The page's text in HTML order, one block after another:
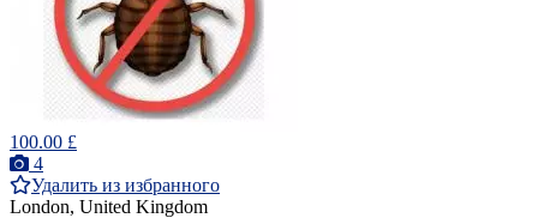
100.00 £
4
Удалить из избранного
London, United Kingdom